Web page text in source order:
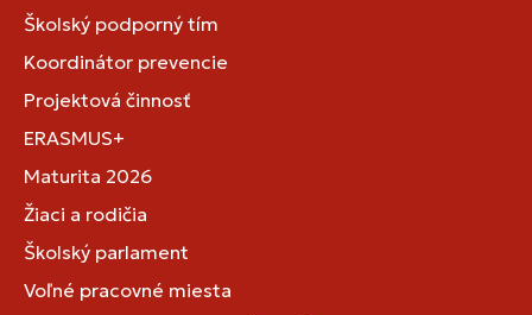
Školský podporný tím
Koordinátor prevencie
Projektová činnosť
ERASMUS+
Maturita 2026
Žiaci a rodičia
Školský parlament
Voľné pracovné miesta